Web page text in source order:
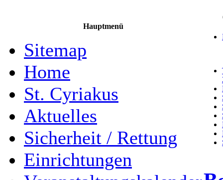
Hauptmenü
Sitemap
Home
St. Cyriakus
Aktuelles
Sicherheit / Rettung
Einrichtungen